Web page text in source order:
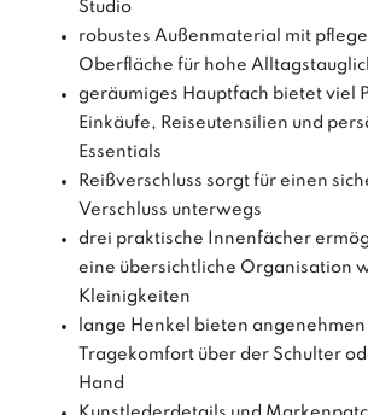
Studio
robustes Außenmaterial mit
Oberfläche für hohe
geräumiges Hauptfach bietet viel
Einkäufe, Reiseutensilien und
Essentials
Reißverschluss sorgt für einen
Verschluss unterwegs
drei praktische Innenfächer
eine übersichtliche Organisation
Kleinigkeiten
lange Henkel bieten angenehmen
Tragekomfort über der Schulter
Hand